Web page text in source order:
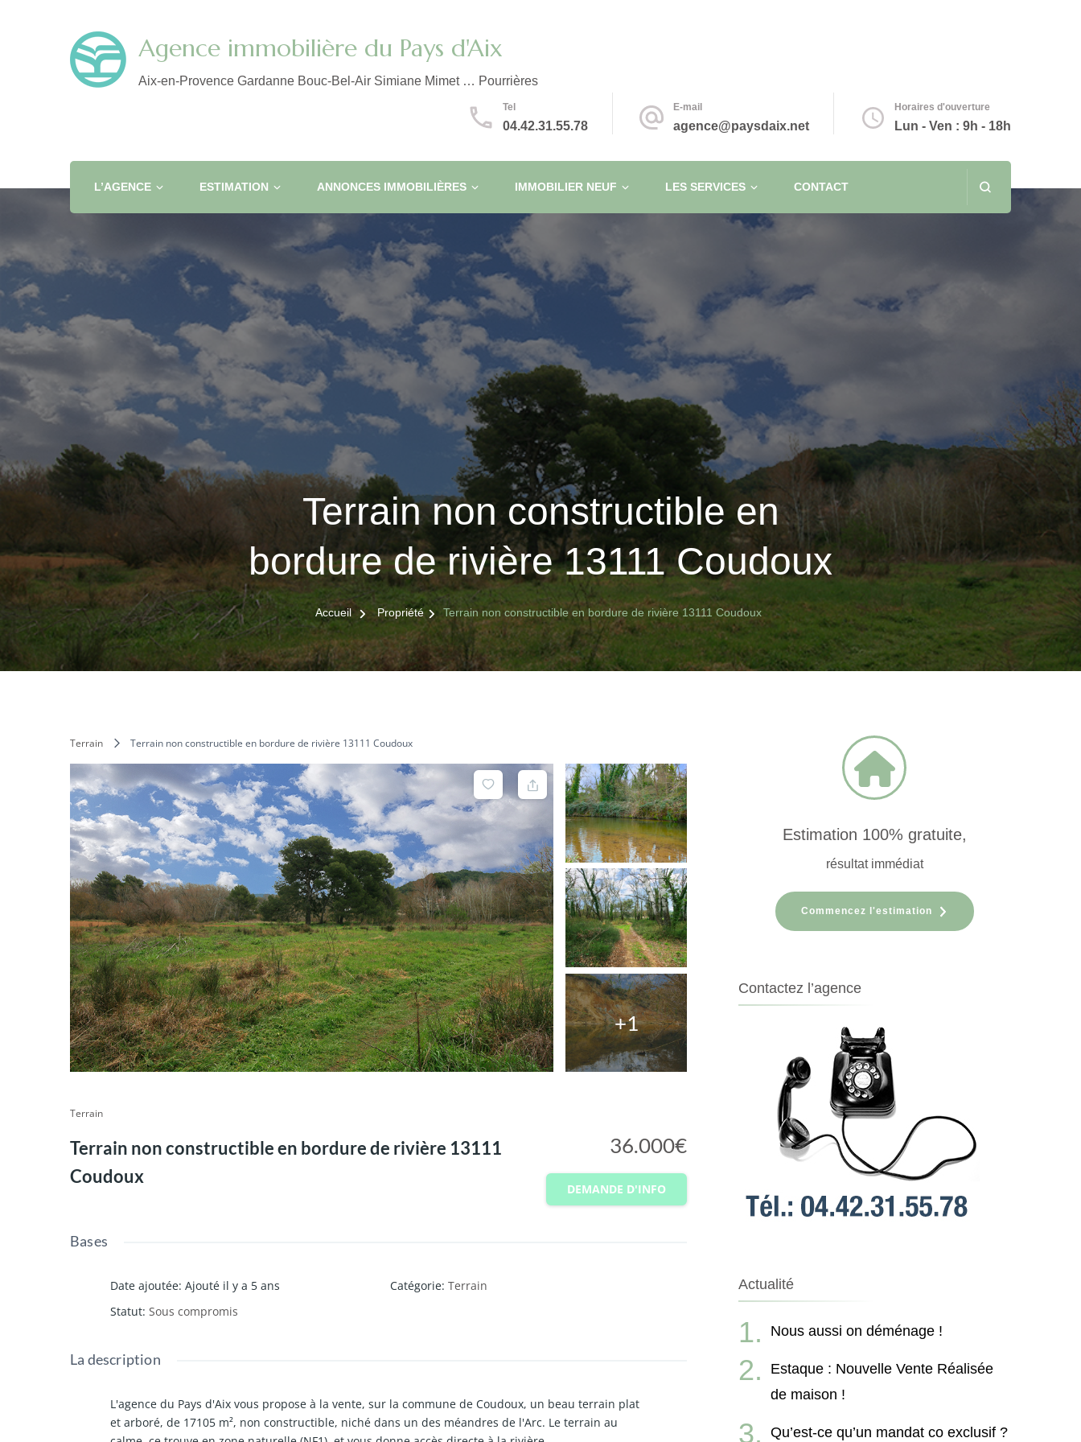
Agence immobilière du Pays d'Aix
Aix-en-Provence Gardanne Bouc-Bel-Air Simiane Mimet … Pourrières
Tel
04.42.31.55.78
E-mail
agence@paysdaix.net
Horaires d'ouverture
Lun - Ven : 9h - 18h
L’AGENCE ESTIMATION ANNONCES IMMOBILIÈRES IMMOBILIER NEUF LES SERVICES CONTACT
Terrain non constructible en
bordure de rivière 13111 Coudoux
Accueil Propriété Terrain non constructible en bordure de rivière 13111 Coudoux
Terrain Terrain non constructible en bordure de rivière 13111 Coudoux
+1
Terrain
Terrain non constructible en bordure de rivière 13111
Coudoux
36.000€
DEMANDE D'INFO
Bases
Date ajoutée: Ajouté il y a 5 ans Catégorie: Terrain
Statut: Sous compromis
La description
L'agence du Pays d'Aix vous propose à la vente, sur la commune de Coudoux, un beau terrain plat
et arboré, de 17105 m², non constructible, niché dans un des méandres de l'Arc. Le terrain au
Estimation 100% gratuite,
résultat immédiat
Commencez l'estimation
Contactez l’agence
Actualité
Nous aussi on déménage !
Estaque : Nouvelle Vente Réalisée
de maison !
Qu’est-ce qu’un mandat co exclusif ?